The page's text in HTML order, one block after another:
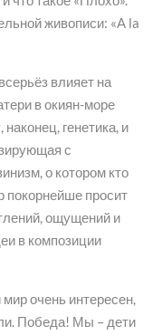
живописи: «A la
влияет на
в окиян-море
генетика, и
с
о котором кто
покорнейше просит
ощущений и
в композиции
очень интересен,
Победа! Мы – дети